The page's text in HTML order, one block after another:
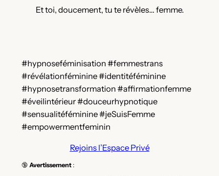
Et toi, doucement, tu te révèles… femme.
#hypnoseféminisation #femmestrans
#révélationféminine #identitéféminine
#hypnosetransformation #affirmationfemme
#éveilintérieur #douceurhypnotique
#sensualitéféminine #jeSuisFemme
#empowermentfeminin
Rejoins l’Espace Privé
🔞 Avertissement: